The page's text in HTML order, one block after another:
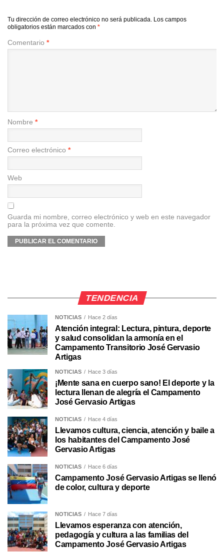
Tu dirección de correo electrónico no será publicada. Los campos
obligatorios están marcados con *
Comentario *
Nombre *
Correo electrónico *
Web
Guarda mi nombre, correo electrónico y web en este navegador
para la próxima vez que comente.
TENDENCIA
NOTICIAS Hace 2 días
Atención integral: Lectura, pintura, deporte
y salud consolidan la armonía en el
Campamento Transitorio José Gervasio
Artigas
NOTICIAS Hace 3 días
¡Mente sana en cuerpo sano! El deporte y la
lectura llenan de alegría el Campamento
José Gervasio Artigas
NOTICIAS Hace 4 días
Llevamos cultura, ciencia, atención y baile a
los habitantes del Campamento José
Gervasio Artigas
NOTICIAS Hace 6 días
Campamento José Gervasio Artigas se llenó
de color, cultura y deporte
NOTICIAS Hace 7 días
Llevamos esperanza con atención,
pedagogía y cultura a las familias del
Campamento José Gervasio Artigas